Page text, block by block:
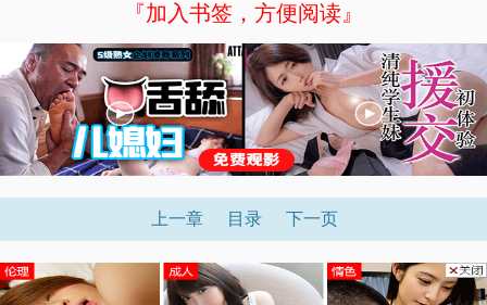
『加入书签，方便阅读』
上一章 目录 下一页